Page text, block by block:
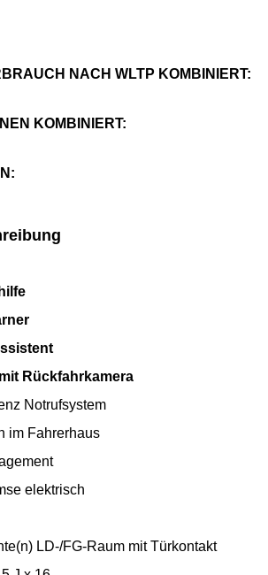
NACH WLTP KOMBINIERT:
KOMBINIERT:
Rückfahrkamera
Notrufsystem
im Fahrerhaus
elektrisch
LD-/FG-Raum mit Türkontakt